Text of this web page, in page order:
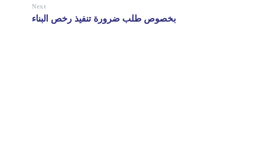
Next
بخصوص طلب ضرورة تنفيذ رخص البناء